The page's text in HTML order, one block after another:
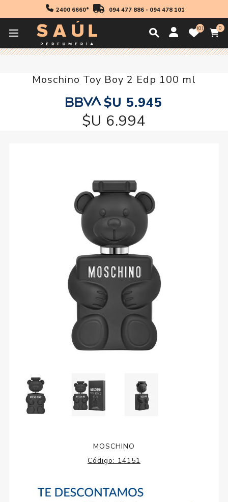
2400 6660* 094 477 886- 094 478 101
0 0
Novedades
Moschino Toy Boy 2 Edp 100 ml
$U 5.945
$U 6.994
MOSCHINO
Código: 14151